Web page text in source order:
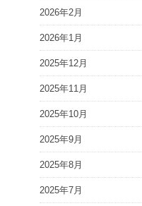
2026年2月
2026年1月
2025年12月
2025年11月
2025年10月
2025年9月
2025年8月
2025年7月